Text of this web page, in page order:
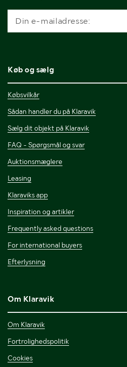
Køb og sælg
Købsvilkår
Sådan handler du på Klaravik
Sælg dit objekt på Klaravik
FAQ - Spørgsmål og svar
Auktionsmæglere
Leasing
Klaraviks app
Inspiration og artikler
Frequently asked questions
For international buyers
Efterlysning
Om Klaravik
Om Klaravik
Fortrolighedspolitik
Cookies